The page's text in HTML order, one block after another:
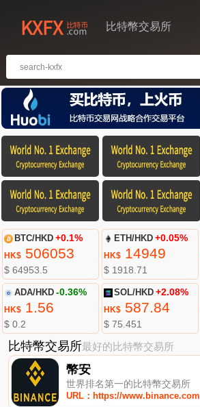
比特幣交易所
BTC/HKD +0.1%
HK$506053
$ 64953.5
ETH/HKD +0.05%
HK$ 14949
$ 1918.71
ADA/HKD -0.36%
HK$1.56
$ 0.2
SOL/HKD +2.08%
HK$ 587.84
$ 75.451
比特幣交易所最好的比特幣交易所
幣安
世界排名第一的比特幣交易所
URL：https://www.binance.com